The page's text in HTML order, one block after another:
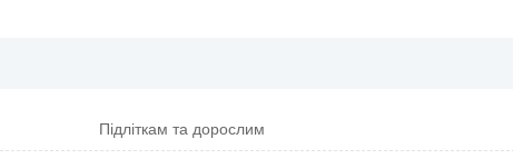
Підліткам та дорослим